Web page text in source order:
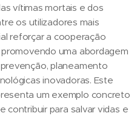
vítimas mortais e dos
os utilizadores mais
reforçar a cooperação
uma abordagem
planeamento
inovadoras. Este
um exemplo concreto
contribuir para salvar vidas e